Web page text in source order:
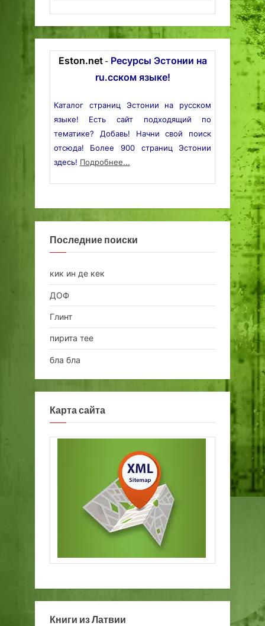
Eston.net- Ресурсы Эстонии на
ru.сском языке!
Каталог страниц Эстонии на русском
языке! Есть сайт подходящий по
тематике? Добавь! Начни свой поиск
отсюда! Более 900 страниц Эстонии
здесь! Подробнее...
Последние поиски
кик ин де кек
ДОФ
Глинт
пирита тее
бла бла
Карта сайта
Книги из Латвии